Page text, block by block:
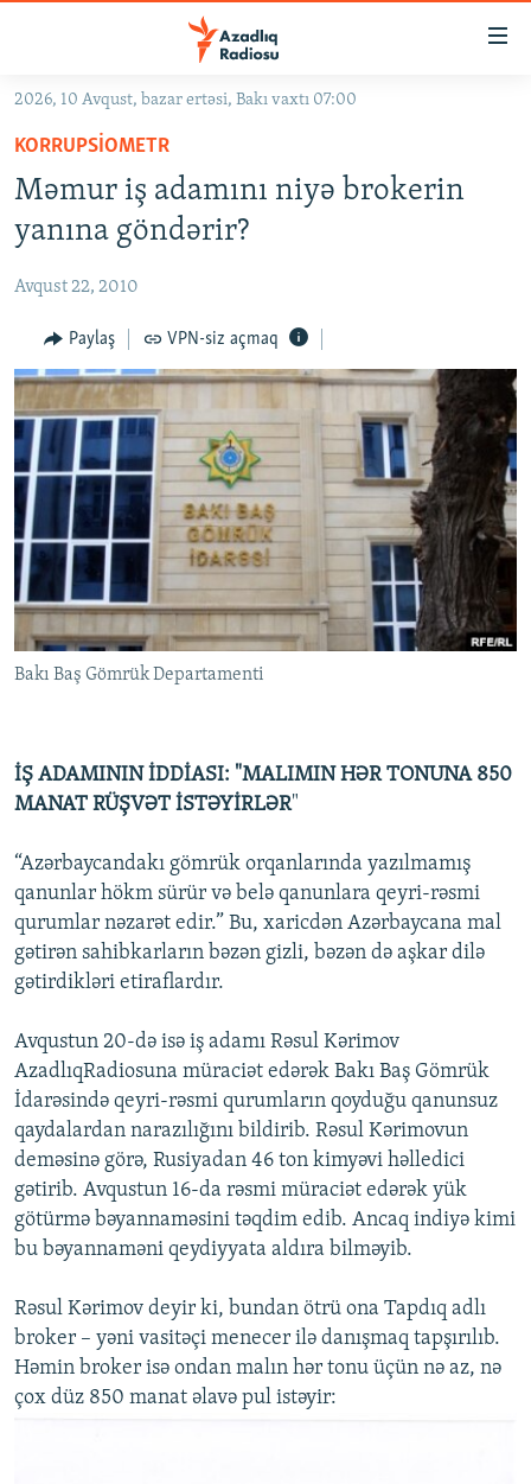
Əsas
qayıt
Əsas
qayıt
GÜNDƏM
KORRUPSIOMETR
FƏRQƏ BAX
QANUNI DOĞRU
ARAŞDIRMA
MULTIMEDIA
VIDEO
FOTOQALEREYA
İNFOQRAFIKA
KARIKATURA
RADIO ARXIV
OXU ZALI
AZƏRBAYCAN ƏDƏBIYYATI KITABXANASI
İSLAM VƏ DEMOKRATIYA
İZ - MƏDƏNIYYƏT PROQRAMI
HAQQIMIZDA
MISSIYAMIZ
PEŞƏ ETIKASI VƏ JURNALISTIKA STANDARTLARIMIZ
MATERIALLARIMIZDAN ISTIFADƏ
AZADLIQRADIOSU MOBIL TELEFONUNUZDA
XƏBƏR BÜLLETENLƏRIMIZ
BIZI IZLƏ
RFE/RL-in bütün saytları
2026, 10 Avqust, bazar ertəsi, Bakı vaxtı 07:00
KORRUPSIOMETR
Məmur iş adamını niyə brokerin
yanına göndərir?
Avqust 22, 2010
Paylaş VPN-siz açmaq
Bakı Baş Gömrük Departamenti
İŞ ADAMININ İDDİASI: "MALIMIN HƏR TONUNA 850
MANAT RÜŞVƏT İSTƏYİRLƏR"
“Azərbaycandakı gömrük orqanlarında yazılmamış
qanunlar hökm sürür və belə qanunlara qeyri-rəsmi
qurumlar nəzarət edir.” Bu, xaricdən Azərbaycana mal
gətirən sahibkarların bəzən gizli, bəzən də aşkar dilə
gətirdikləri etiraflardır.
Avqustun 20-də isə iş adamı Rəsul Kərimov
AzadlıqRadiosuna müraciət edərək Bakı Baş Gömrük
İdarəsində qeyri-rəsmi qurumların qoyduğu qanunsuz
qaydalardan narazılığını bildirib. Rəsul Kərimovun
deməsinə görə, Rusiyadan 46 ton kimyəvi həlledici
gətirib. Avqustun 16-da rəsmi müraciət edərək yük
götürmə bəyannaməsini təqdim edib. Ancaq indiyə kimi
bu bəyannaməni qeydiyyata aldıra bilməyib.
Rəsul Kərimov deyir ki, bundan ötrü ona Tapdıq adlı
broker – yəni vasitəçi menecer ilə danışmaq tapşırılıb.
Həmin broker isə ondan malın hər tonu üçün nə az, nə
çox düz 850 manat əlavə pul istəyir: